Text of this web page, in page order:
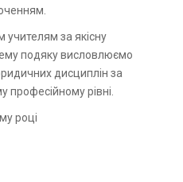
учителям за якісну
подяку висловлюємо
дисциплін за
професійному рівні.
році